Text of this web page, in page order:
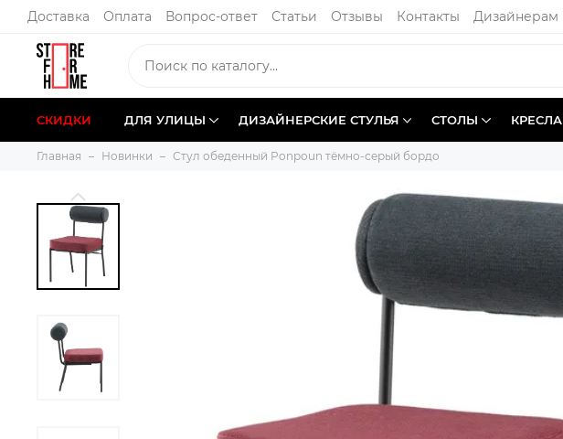
Доставка Оплата Вопрос-ответ Статьи Отзывы Контакты Дизайнерам
СКИДКИ ДЛЯ УЛИЦЫ ДИЗАЙНЕРСКИЕ СТУЛЬЯ СТОЛЫ КРЕСЛА
Главная Новинки Стул обеденный Ponpoun тёмно-серый бордо